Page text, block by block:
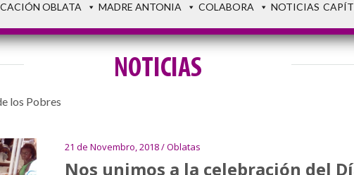
OBLATA MADRE ANTONIA COLABORA NOTICIAS
NOTICIAS
los Pobres
21 de Novembro, 2018 / Oblatas
Nos unimos a la celebración del